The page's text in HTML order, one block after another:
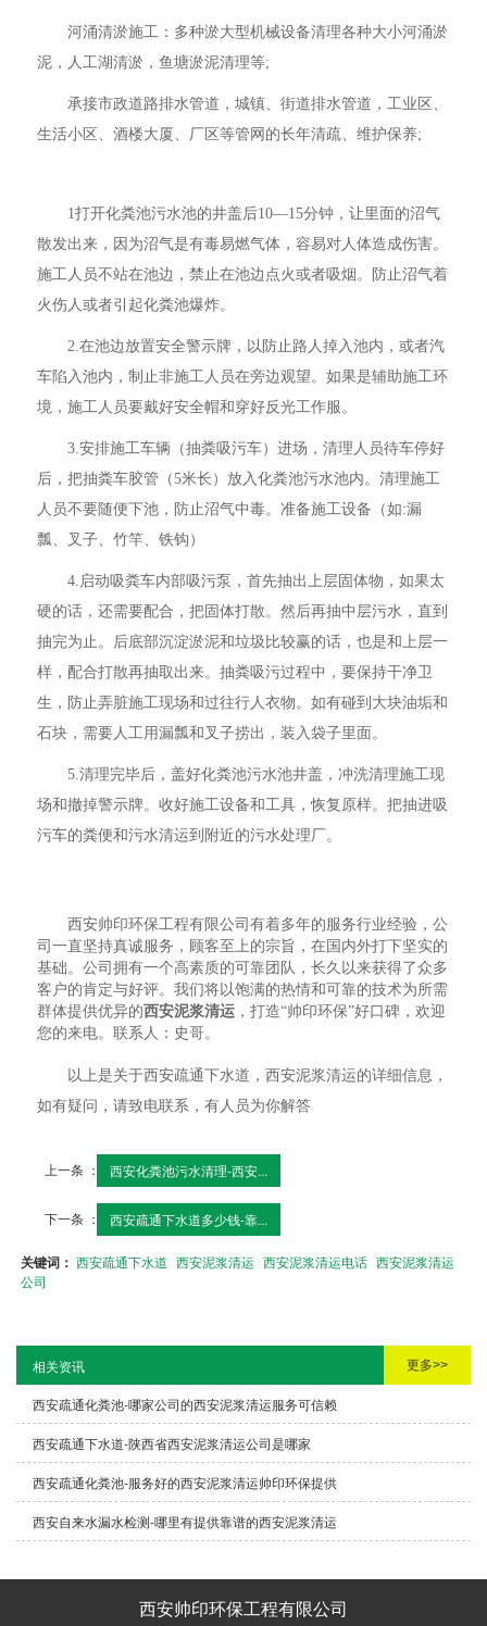
河涌清淤施工：多种淤大型机械设备清理各种大小河涌淤
泥，人工湖清淤，鱼塘淤泥清理等;
承接市政道路排水管道，城镇、街道排水管道，工业区、
生活小区、酒楼大厦、厂区等管网的长年清疏、维护保养;
1打开化粪池污水池的井盖后10—15分钟，让里面的沼气
散发出来，因为沼气是有毒易燃气体，容易对人体造成伤害。
施工人员不站在池边，禁止在池边点火或者吸烟。防止沼气着
火伤人或者引起化粪池爆炸。
2.在池边放置安全警示牌，以防止路人掉入池内，或者汽
车陷入池内，制止非施工人员在旁边观望。如果是辅助施工环
境，施工人员要戴好安全帽和穿好反光工作服。
3.安排施工车辆（抽粪吸污车）进场，清理人员待车停好
后，把抽粪车胶管（5米长）放入化粪池污水池内。清理施工
人员不要随便下池，防止沼气中毒。准备施工设备（如:漏
瓢、叉子、竹竿、铁钩）
4.启动吸粪车内部吸污泵，首先抽出上层固体物，如果太
硬的话，还需要配合，把固体打散。然后再抽中层污水，直到
抽完为止。后底部沉淀淤泥和垃圾比较赢的话，也是和上层一
样，配合打散再抽取出来。抽粪吸污过程中，要保持干净卫
生，防止弄脏施工现场和过往行人衣物。如有碰到大块油垢和
石块，需要人工用漏瓢和叉子捞出，装入袋子里面。
5.清理完毕后，盖好化粪池污水池井盖，冲洗清理施工现
场和撤掉警示牌。收好施工设备和工具，恢复原样。把抽进吸
污车的粪便和污水清运到附近的污水处理厂。
西安帅印环保工程有限公司有着多年的服务行业经验，公
司一直坚持真诚服务，顾客至上的宗旨，在国内外打下坚实的
基础。公司拥有一个高素质的可靠团队，长久以来获得了众多
客户的肯定与好评。我们将以饱满的热情和可靠的技术为所需
群体提供优异的西安泥浆清运 ，打造“帅印环保”好口碑，欢迎
您的来电。联系人：史哥。
以上是关于西安疏通下水道，西安泥浆清运的详细信息，
如有疑问，请致电联系，有人员为你解答
上一条 ： 西安化粪池污水清理-西安...
下一条 ： 西安疏通下水道多少钱-靠...
关键词：西安疏通下水道 西安泥浆清运 西安泥浆清运电话 西安泥浆清运
公司
相关资讯 更多>>
西安疏通化粪池-哪家公司的西安泥浆清运服务可信赖
西安疏通下水道-陕西省西安泥浆清运公司是哪家
西安疏通化粪池-服务好的西安泥浆清运帅印环保提供
西安自来水漏水检测-哪里有提供靠谱的西安泥浆清运
西安帅印环保工程有限公司